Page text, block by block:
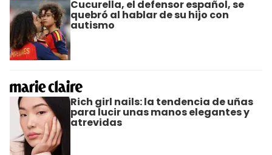
Cucurella, el defensor español, se
quebró al hablar de su hijo con
autismo
Rich girl nails: la tendencia de uñas
para lucir unas manos elegantes y
atrevidas